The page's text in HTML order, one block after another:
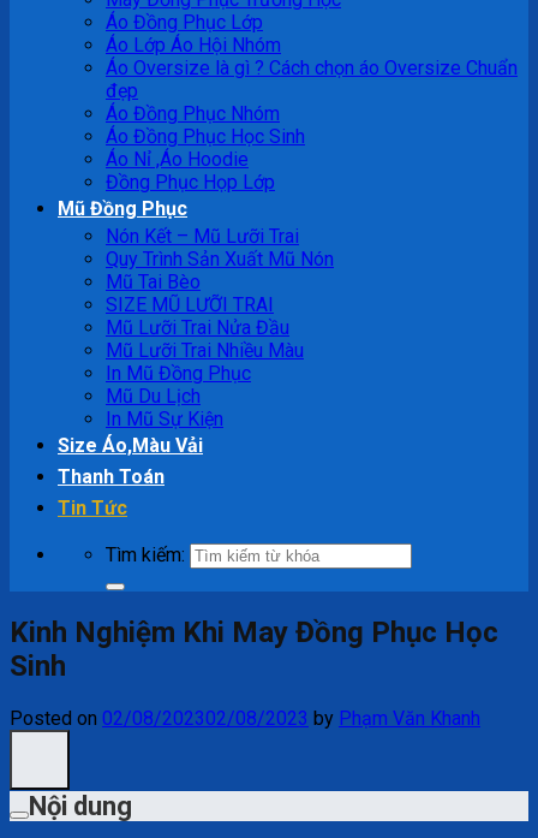
Áo Đồng Phục Lớp
Áo Lớp Áo Hội Nhóm
Áo Oversize là gì ? Cách chọn áo Oversize Chuẩn
đẹp
Áo Đồng Phục Nhóm
Áo Đồng Phục Học Sinh
Áo Nỉ ,Áo Hoodie
Đồng Phục Họp Lớp
Mũ Đồng Phục
Nón Kết – Mũ Lưỡi Trai
Quy Trình Sản Xuất Mũ Nón
Mũ Tai Bèo
SIZE MŨ LƯỠI TRAI
Mũ Lưỡi Trai Nửa Đầu
Mũ Lưỡi Trai Nhiều Màu
In Mũ Đồng Phục
Mũ Du Lịch
In Mũ Sự Kiện
Size Áo,Màu Vải
Thanh Toán
Tin Tức
Tìm kiếm:
Kinh Nghiệm Khi May Đồng Phục Học
Sinh
Posted on 02/08/202302/08/2023 by Phạm Văn Khanh
Nội dung